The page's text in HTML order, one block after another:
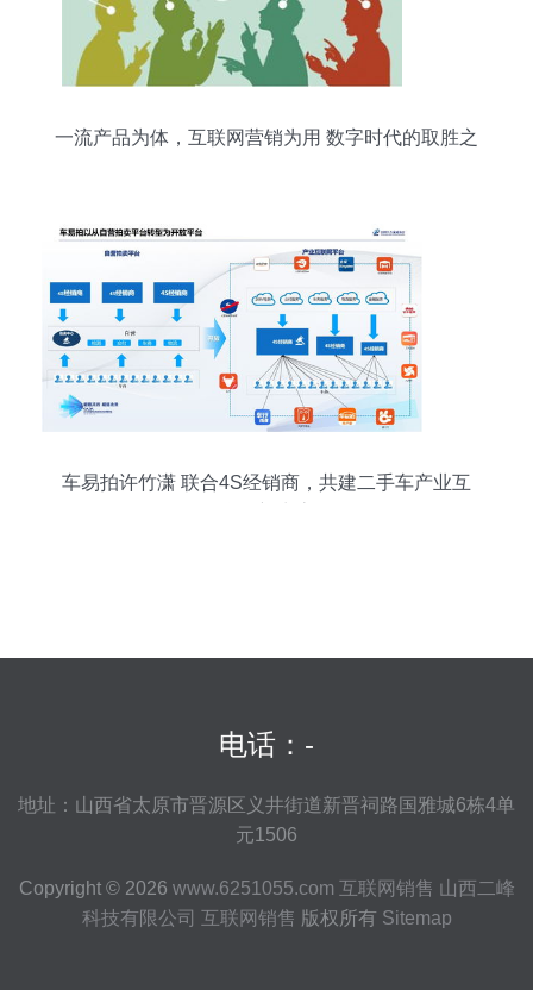
一流产品为体，互联网营销为用 数字时代的取胜之
车易拍许竹潇 联合4S经销商，共建二手车产业互
电话：-
地址：山西省太原市晋源区义井街道新晋祠路国雅城6栋4单
元1506
Copyright © 2026 www.6251055.com 互联网销售 山西二峰
科技有限公司 互联网销售 版权所有 Sitemap